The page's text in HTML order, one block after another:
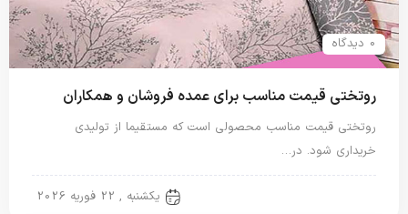
0 دیدگاه
روتختی قیمت مناسب برای عمده فروشان و همکاران
روتختی قیمت مناسب محصولی است که مستقیما از تولیدی
خریداری شود. در…
یکشنبه , 22 فوریه 2026